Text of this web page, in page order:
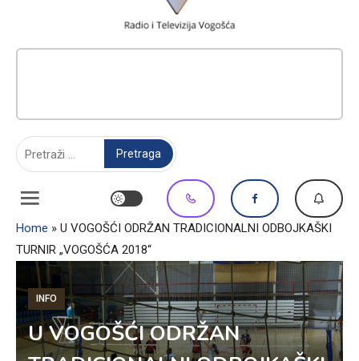
Home » U VOGOŠĆI ODRŽAN TRADICIONALNI ODBOJKAŠKI
TURNIR „VOGOŠĆA 2018“
INFO
U VOGOŠĆI ODRŽAN